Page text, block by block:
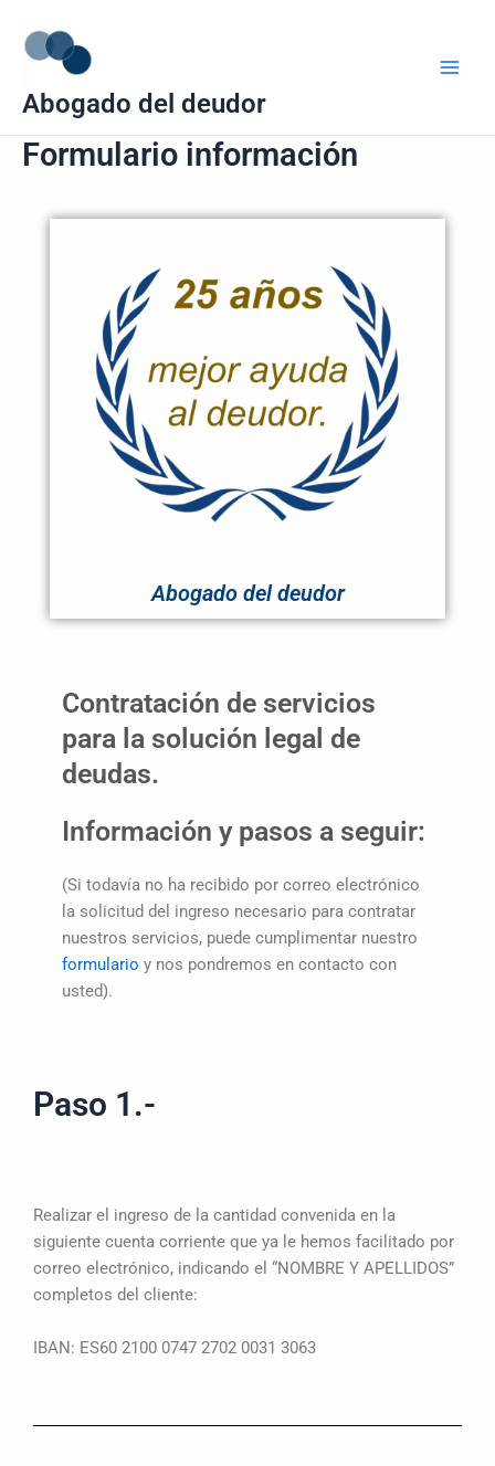
contenido
Abogado del deudor
Formulario información
Abogado del deudor
Contratación de servicios
para la solución legal de
deudas.
Información y pasos a seguir:
(Si todavía no ha recibido por correo electrónico
la solicitud del ingreso necesario para contratar
nuestros servicios, puede cumplimentar nuestro
formulario y nos pondremos en contacto con
usted).
Paso 1.-
Realizar el ingreso de la cantidad convenida en la
siguiente cuenta corriente que ya le hemos facilitado por
correo electrónico, indicando el “NOMBRE Y APELLIDOS”
completos del cliente:
IBAN: ES60 2100 0747 2702 0031 3063